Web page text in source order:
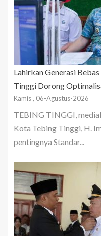
Lahirkan Generasi
Tinggi Dorong
Kamis , 06-Agustus-2026
TEBING TINGGI,
Kota Tebing Tinggi, H.
pentingnya Standar...